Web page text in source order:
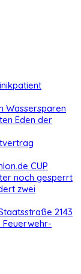
Wassersparen
Eden der
CUP
noch gesperrt
zwei
2143
Feuerwehr-